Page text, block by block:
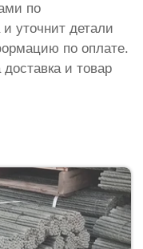
по
уточнит детали
по оплате.
и товар